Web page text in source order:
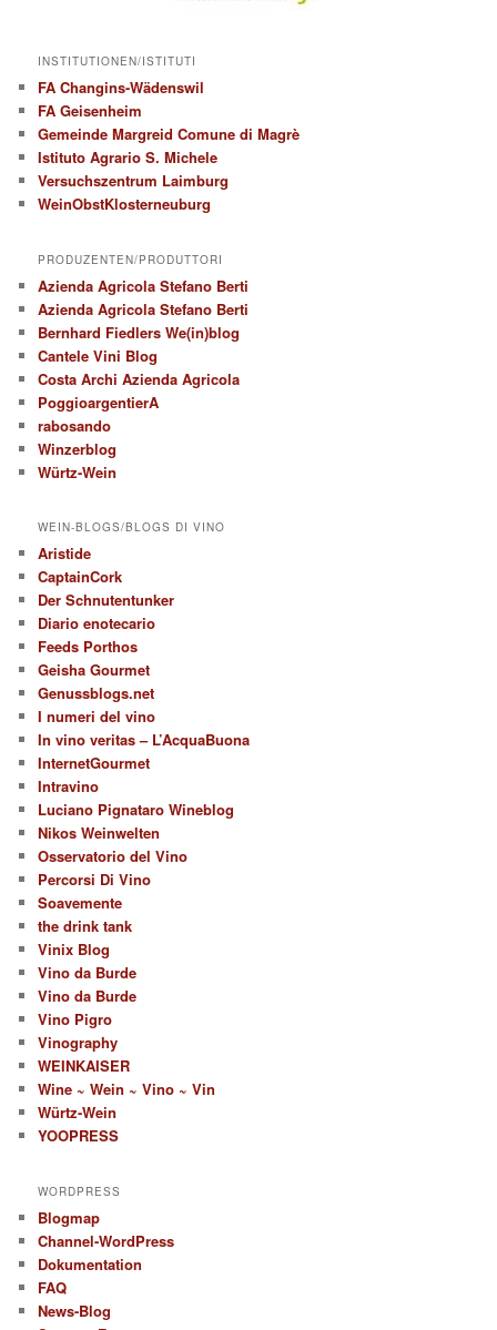
INSTITUTIONEN/ISTITUTI
FA Changins-Wädenswil
FA Geisenheim
Gemeinde Margreid Comune di Magrè
Istituto Agrario S. Michele
Versuchszentrum Laimburg
WeinObstKlosterneuburg
PRODUZENTEN/PRODUTTORI
Azienda Agricola Stefano Berti
Azienda Agricola Stefano Berti
Bernhard Fiedlers We(in)blog
Cantele Vini Blog
Costa Archi Azienda Agricola
PoggioargentierA
rabosando
Winzerblog
Würtz-Wein
WEIN-BLOGS/BLOGS DI VINO
Aristide
CaptainCork
Der Schnutentunker
Diario enotecario
Feeds Porthos
Geisha Gourmet
Genussblogs.net
I numeri del vino
In vino veritas – L’AcquaBuona
InternetGourmet
Intravino
Luciano Pignataro Wineblog
Nikos Weinwelten
Osservatorio del Vino
Percorsi Di Vino
Soavemente
the drink tank
Vinix Blog
Vino da Burde
Vino da Burde
Vino Pigro
Vinography
WEINKAISER
Wine ~ Wein ~ Vino ~ Vin
Würtz-Wein
YOOPRESS
WORDPRESS
Blogmap
Channel-WordPress
Dokumentation
FAQ
News-Blog